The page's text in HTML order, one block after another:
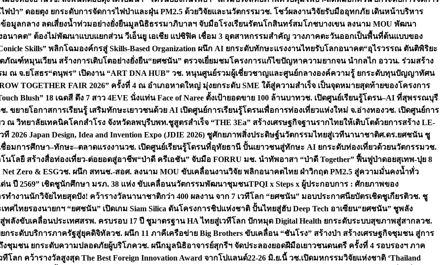
ป่า” ดอยตุง ยกระดับการจัดการไฟป่าและฝุ่น PM2.5 ด้วยวิจัยและนวัตกรรมวช. โชว์ผลงานวิจัยรับมืออุทกภัย เดินหน้าบริหาร
อมูลกลาง ลดเสี่ยงน้ำท่วมอย่างยั่งยืนมูลนิธิธรรมาภิบาลฯ จับมือโรงเรียนรัตนโกสินทร์สมโภชบางเขน ลงนาม MOU พัฒนา
อนาคต” ต้องไม่พัฒนาแบบแยกส่วน วีเอ็นยู เอเชีย แปซิฟิค เชื่อม 3 อุตสาหกรรมสำคัญ วางภาคตะวันออกเป็นพื้นที่ต้นแบบของ
Skills” พลิกโฉมองค์กรสู่ Skills-Based Organization ผนึก AI ยกระดับทักษะแรงงานไทยรับโลกอนาคต“อุไรวรรณ ตันติพิริยะ
ตภัณฑ์หมุนเวียน สร้างการเติบโตอย่างยั่งยืน“ยศชนัน” ตรวจเยี่ยมชมโครงการแก้ไขปัญหาความยากจน นำกลไก อววน. ร่วมสร้าง
ม ณ จ.ยโสธร“ดนุพร” เปิดงาน “ART DNA HUB” วช. หนุนศูนย์รวมผู้เชี่ยวชาญและศูนย์กลางองค์ความรู้ ยกระดับทุนปัญญาทัศน
TOGETHER FAIR 2026” ครั้งที่ 4 ณ อำเภอหาดใหญ่ มุ่งยกระดับ SME ใต้สู่ความสำเร็จ เป็นจุดหมายสุดท้ายของโครงการ
Blush” 18 เฉดสี ดึง 7 สาว 4EVE นั่งแท่น Face of Naree ตั้งเป้ายอดขาย 100 ล้านบาทวช. เปิดศูนย์เรียนรู้โดรน–AI ที่สุพรรณบุรี
. ขยายโอกาสการเรียนรู้ เสริมทักษะเยาวชนด้วย AI เปิดศูนย์การเรียนรู้โดรนเพื่อการท่องเที่ยวแห่งใหม่ จ.อ่างทองวช. เปิดศูนย์การ
ว ณ วิทยาลัยเทคนิคโคกสำโรง จังหวัดลพบุรีบพท.ชูสูตรสำเร็จ “THE 3Ea” สร้างเศรษฐกิจฐานรากไทยให้เติบโตด้วยการสร้าง LE-
2026 Japan Design, Idea and Invention Expo (JDIE 2026) ชูศักยภาพสิ่งประดิษฐ์นวัตกรรมไทยสู่เวทีนานาชาติศ.ดร.ยศชนัน ชู
ชื่อมการศึกษา–ทักษะ–ตลาดแรงงานวช. เปิดศูนย์เรียนรู้โดรนที่อุทัยธานี ปั้นเยาวชนสู่ทักษะ AI ยกระดับท่องเที่ยวด้วยนวัตกรรมวช.
นโลยี สร้างสื่อท่องเที่ยว-ต่อยอดสู่อาชีพ“ป่าดี ครีเอชัน” จับมือ FORRU มช. นำทัพอาสา “ป่าดี Together” ฟื้นฟูป่าดอยสุเทพ-ปุย 8
Zero & ESGวช. ผนึก สทนช.-สอศ. ลงนาม MOU ขับเคลื่อนงานวิจัย พลิกอนาคตไทย ฝ่าวิกฤต PM2.5 สู่ความมั่นคงน้ำทั่ว
ปี 2569” เชิดชูนักศึกษา มรภ. 38 แห่ง ขับเคลื่อนนวัตกรรมพัฒนาชุมชนTPQI x Steps x ผู้ประกอบการ : ศักยภาพของ
ทำงานนักวิจัยไทยสุดปัง! คว้ารางวัลนานาชาติกว่า 400 ผลงาน จาก 7 เวทีโลก “ยศชนัน” มอบประกาศนียบัตรเชิดชูเกียรติวช. ชู
ทศไทยรองนายกฯ “ยศชนัน” เปิดเกม Siam Silica ดันโครงการชิปแห่งชาติ ปั้นไทยสู่ฮับ Deep Tech อาเซียน“ยศชนัน” ชูพลัง
พลังขับเคลื่อนประเทศสรพ. ครบรอบ 17 ปี ชูมาตรฐาน HA ไทยสู่เวทีโลก ปักหมุด Digital Health ยกระดับระบบสุขภาพสู่สากลวช.
กระดับบริการภาครัฐสู่ยุคดิจิทัลวช. ผนึก 11 ภาคีเครือข่าย Big Brothers ขับเคลื่อน “ชันโรง” สร้างป่า สร้างเศรษฐกิจชุมชน สู่การ
งชุมชน ยกระดับความปลอดภัยผู้บริโภควช. ผนึกมูลนิธิอาจารย์สุกรีฯ จัดประลองยอดฝีมือเยาวชนดนตรี ครั้งที่ 4 รอบรองฯ ภาค
ลก คว้ารางวัลสูงสุด The Best Foreign Innovation Award จากโปแลนด์22-26 มิ.ย.นี้ วช.เปิดมหกรรมวิจัยแห่งชาติ ‘Thailand